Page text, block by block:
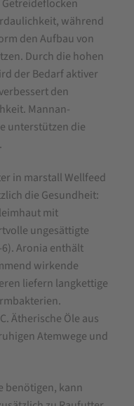
während
den Aufbau von
Durch die hohen
der Bedarf aktiver
den
Mannan-
unterstützen die
in marstall Wellfeed
die Gesundheit:
mit
ungesättigte
Aronia enthält
wirkende
liefern langkettige
Ätherische Öle aus
Atemwege und
benötigen, kann